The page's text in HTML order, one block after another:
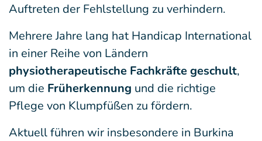
Auftreten der Fehlstellung zu verhindern.
Mehrere Jahre lang hat Handicap International
in einer Reihe von Ländern
physiotherapeutische Fachkräfte geschult,
um die Früherkennung und die richtige
Pflege von Klumpfüßen zu fördern.
Aktuell führen wir insbesondere in Burkina